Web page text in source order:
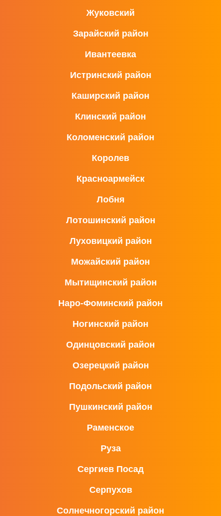
Жуковский
Зарайский район
Ивантеевка
Истринский район
Каширский район
Клинский район
Коломенский район
Королев
Красноармейск
Лобня
Лотошинский район
Луховицкий район
Можайский район
Мытищинский район
Наро-Фоминский район
Ногинский район
Одинцовский район
Озерецкий район
Подольский район
Пушкинский район
Раменское
Руза
Сергиев Посад
Серпухов
Солнечногорский район